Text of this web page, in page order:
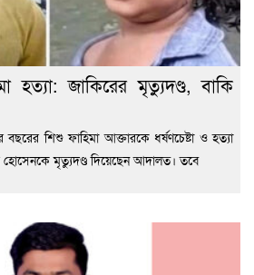
হত্যা: জাকিরের মৃত্যুদণ্ড, বাকি
শিশু ফাহিমা আক্তারকে ধর্ষণচেষ্টা ও হত্যা
হোসেনকে মৃত্যুদণ্ড দিয়েছেন আদালত। তবে